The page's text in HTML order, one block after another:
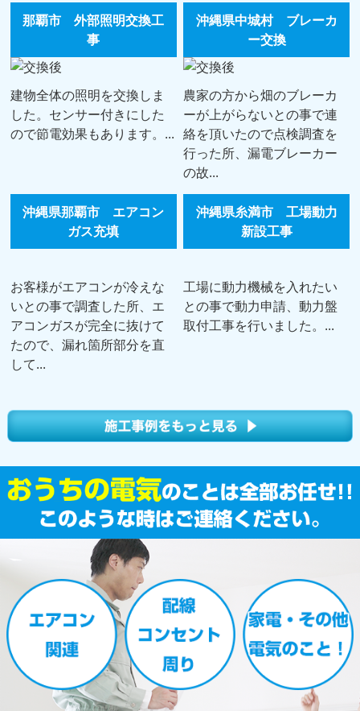
那覇市 外部照明交換工
事
建物全体の照明を交換しま
した。センサー付きにした
ので節電効果もあります。...
沖縄県中城村 ブレーカ
ー交換
農家の方から畑のブレーカ
ーが上がらないとの事で連
絡を頂いたので点検調査を
行った所、漏電ブレーカー
の故...
沖縄県那覇市 エアコン
ガス充填
お客様がエアコンが冷えな
いとの事で調査した所、エ
アコンガスが完全に抜けて
たので、漏れ箇所部分を直
して...
沖縄県糸満市 工場動力
新設工事
工場に動力機械を入れたい
との事で動力申請、動力盤
取付工事を行いました。...